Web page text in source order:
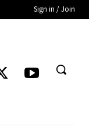
Sign in / Join